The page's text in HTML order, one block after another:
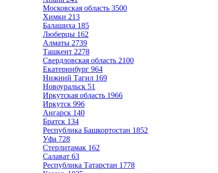
Московская область 3500
Химки 213
Балашиха 185
Люберцы 162
Алматы 2739
Ташкент 2278
Свердловская область 2100
Екатеринбург 964
Нижний Тагил 169
Новоуральск 51
Иркутская область 1966
Иркутск 996
Ангарск 140
Братск 134
Республика Башкортостан 1852
Уфа 728
Стерлитамак 162
Салават 63
Республика Татарстан 1778